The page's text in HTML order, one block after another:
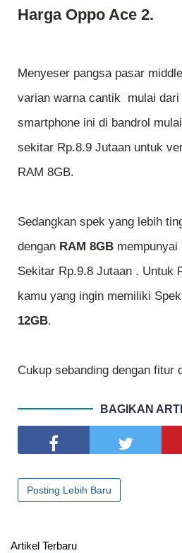
Harga Oppo Ace 2.
Menyeser pangsa pasar
varian warna cantik mulai dari
smartphone ini di bandrol
sekitar Rp.8.9 Jutaan untuk
RAM 8GB.
Sedangkan spek yang lebih
dengan RAM 8GB mempunyai
Sekitar Rp.9.8 Jutaan . Untuk
kamu yang ingin memiliki Spek
12GB.
Cukup sebanding dengan fitur
BAGIKAN
Posting Lebih Baru
Artikel Terbaru